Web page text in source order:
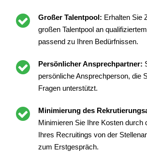
Großer Talentpool: Erhalten Sie
großen Talentpool an
passend zu Ihren Bedürfnissen.
Persönlicher Ansprechpartner:
persönliche Ansprechperson, die
Fragen unterstützt.
Minimierung des
Minimieren Sie Ihre Kosten durch
Ihres Recruitings von der
zum Erstgespräch.